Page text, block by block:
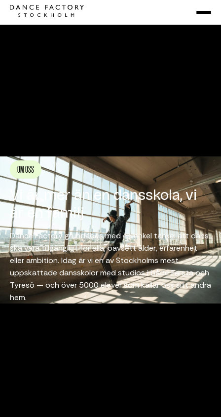
OM OSS
Vi är mer än en dansskola, vi
är en familj
Dance Factory grundades med en enkel tanke: att dans
ska vara tillgängligt för alla, oavsett ålder, erfarenhet
eller ambition. Idag är vi en av Stockholms mest
uppskattade dansskolor med studios i både Farsta och
Tyresö — och över 5000 elever som kallar oss sitt andra
hem.